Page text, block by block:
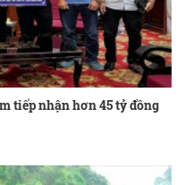
tiếp nhận hơn 45 tỷ đồng